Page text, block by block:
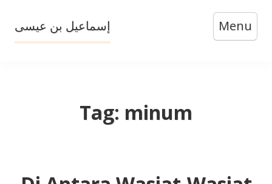
content
إسماعيل بن عيسى Menu
Tag: minum